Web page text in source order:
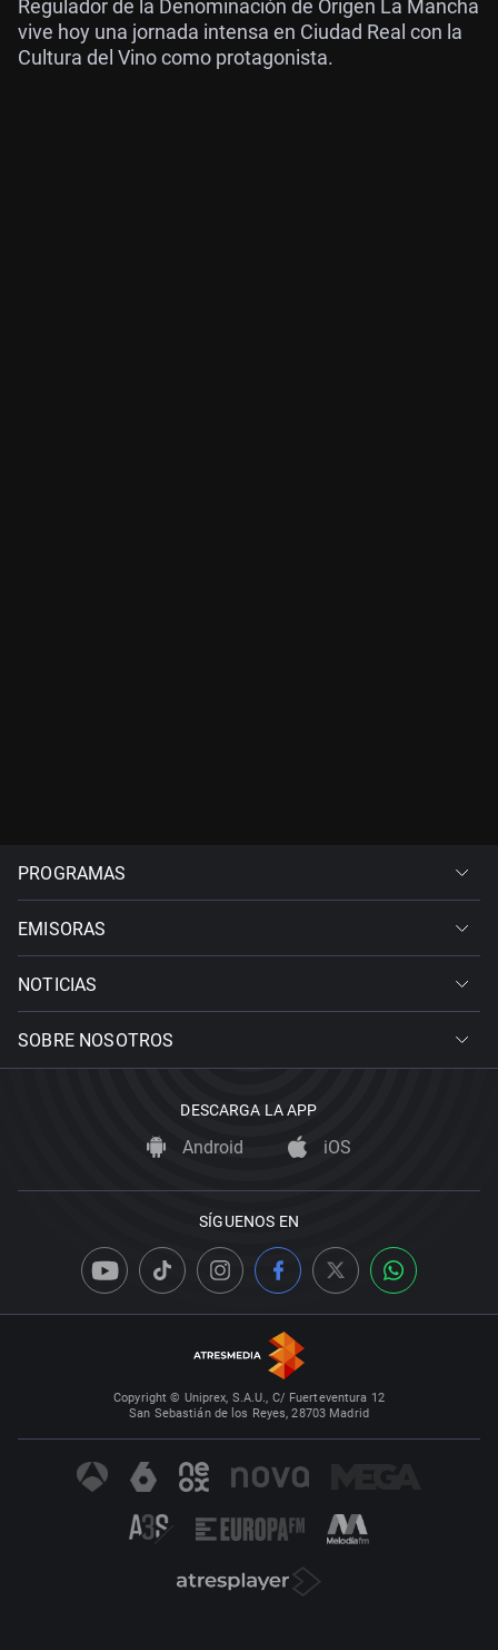
Regulador de la Denominación de Origen La Mancha
vive hoy una jornada intensa en Ciudad Real con la
Cultura del Vino como protagonista.
PROGRAMAS
EMISORAS
NOTICIAS
SOBRE NOSOTROS
DESCARGA LA APP
Android iOS
SÍGUENOS EN
Copyright © Uniprex, S.A.U., C/ Fuerteventura 12
San Sebastián de los Reyes, 28703 Madrid